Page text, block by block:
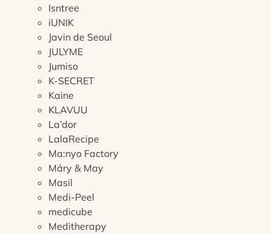
Isntree
iUNIK
Javin de Seoul
JULYME
Jumiso
K-SECRET
Kaine
KLAVUU
La’dor
LalaRecipe
Ma:nyo Factory
Máry & May
Masil
Medi-Peel
medicube
Meditherapy